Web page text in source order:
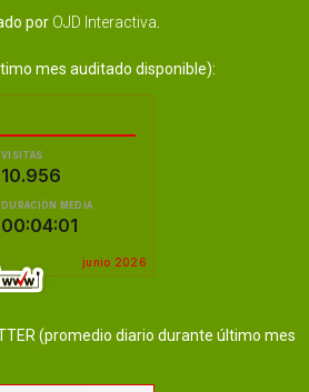
por OJD Interactiva.
mes auditado disponible):
(promedio diario durante último mes